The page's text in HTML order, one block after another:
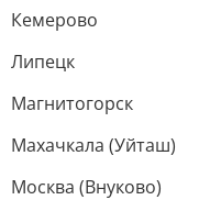
Кемерово
Липецк
Магнитогорск
Махачкала (Уйташ)
Москва (Внуково)